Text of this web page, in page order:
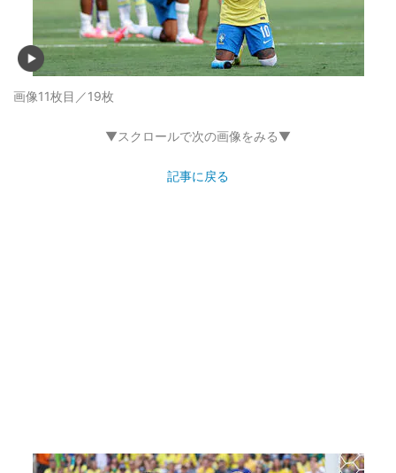
画像11枚目／19枚
▼スクロールで次の画像をみる▼
記事に戻る